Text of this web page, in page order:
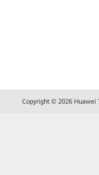
Copyright © 2026 Huawei